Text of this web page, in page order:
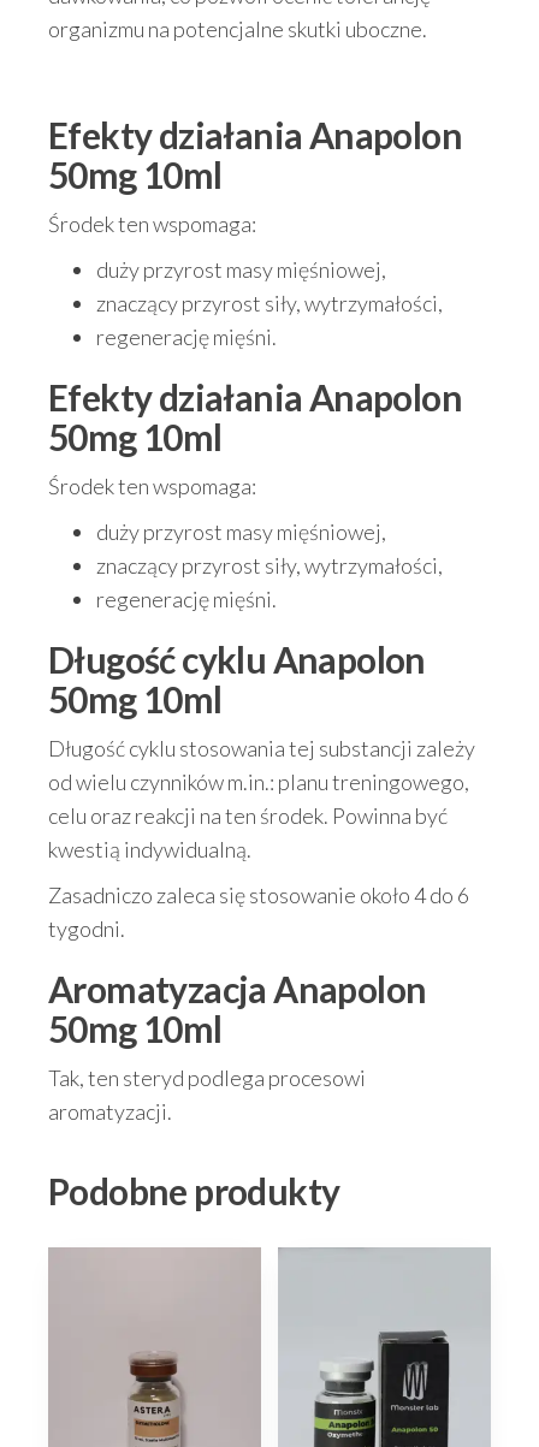
organizmu na potencjalne skutki uboczne.
Efekty działania Anapolon
50mg 10ml
Środek ten wspomaga:
duży przyrost masy mięśniowej,
znaczący przyrost siły, wytrzymałości,
regenerację mięśni.
Efekty działania Anapolon
50mg 10ml
Środek ten wspomaga:
duży przyrost masy mięśniowej,
znaczący przyrost siły, wytrzymałości,
regenerację mięśni.
Długość cyklu Anapolon
50mg 10ml
Długość cyklu stosowania tej substancji zależy
od wielu czynników m.in.: planu treningowego,
celu oraz reakcji na ten środek. Powinna być
kwestią indywidualną.
Zasadniczo zaleca się stosowanie około 4 do 6
tygodni.
Aromatyzacja Anapolon
50mg 10ml
Tak, ten steryd podlega procesowi
aromatyzacji.
Podobne produkty